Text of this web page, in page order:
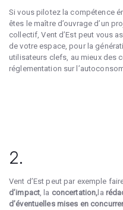
Si vous pilotez la compétence
êtes le maître d’ouvrage d’un
collectif, Vent d’Est peut vous
de votre espace, pour la
utilisateurs clefs, au mieux des
réglementation sur
2.
Vent d’Est peut par exemple
d’impact, la concertation, la
d’éventuelles mises en